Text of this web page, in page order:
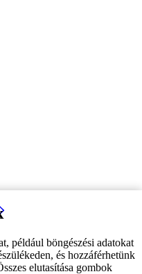
például böngészési adatokat
és hozzáférhetünk
elutasítása gombok